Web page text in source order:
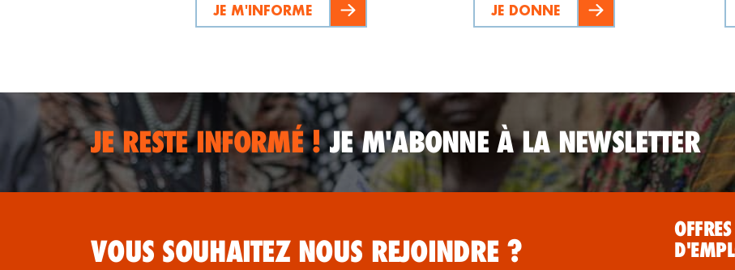
JE M'INFORME JE DONNE
JE RESTE INFORMÉ !JE M'ABONNE À LA NEWSLETTER
VOUS SOUHAITEZ NOUS REJOINDRE ?
OFFRES